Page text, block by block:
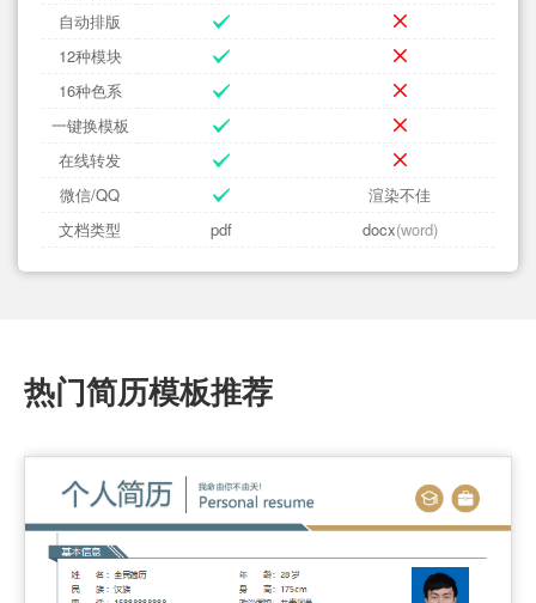
自动排版
12种模块
16种色系
一键换模板
在线转发
微信/QQ
渲染不佳
文档类型
pdf docx(word)
热门简历模板推荐